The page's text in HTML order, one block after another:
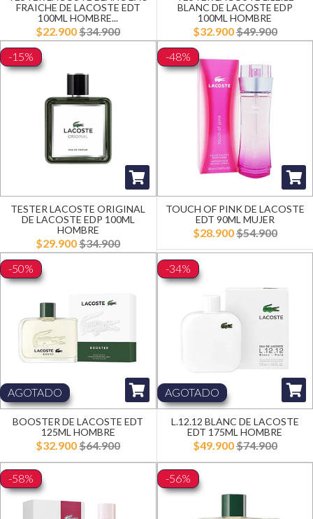
FRAICHE DE LACOSTE EDT
100ML HOMBRE...
$22.900$34.900
BLANC DE LACOSTE EDP
100ML HOMBRE
$32.900$49.900
-15%
TESTER LACOSTE ORIGINAL
DE LACOSTE EDP 100ML
HOMBRE
$29.900$34.900
-48%
TOUCH OF PINK DE LACOSTE
EDT 90ML MUJER
$28.900$54.900
-50%
AGOTADO
BOOSTER DE LACOSTE EDT
125ML HOMBRE
$32.900$64.900
-34%
AGOTADO
L.12.12 BLANC DE LACOSTE
EDT 175ML HOMBRE
$49.900$74.900
-58% -56%